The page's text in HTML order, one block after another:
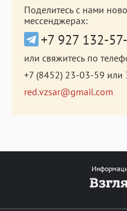
Поделитесь с нами
мессенджерах:
+7 927 132-
или свяжитесь по
+7 (8452) 23-03-59 или
red.vzsar@gmail.com